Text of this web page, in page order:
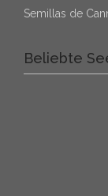
Semillas de
Beliebte